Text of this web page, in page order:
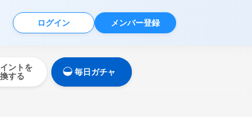
ログイン メンバー登録
ントを
する
毎日ガチャ